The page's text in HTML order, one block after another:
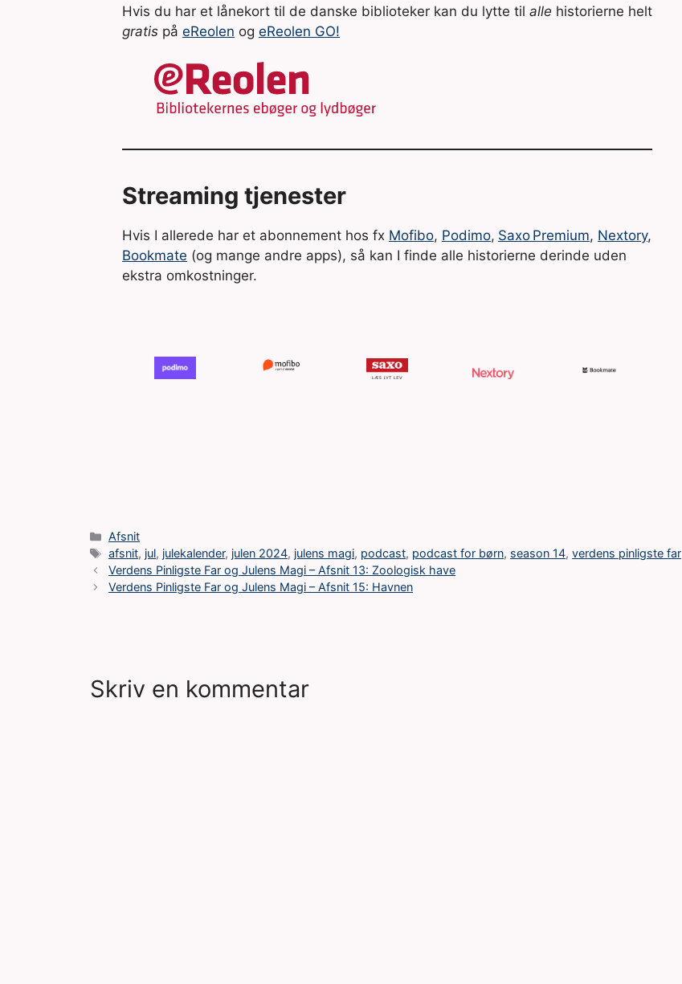
Hvis du har et lånekort til de danske biblioteker kan du lytte til alle historierne helt
gratis på eReolen og eReolen GO!
Streaming tjenester
Hvis I allerede har et abonnement hos fx Mofibo, Podimo, Saxo Premium, Nextory,
Bookmate (og mange andre apps), så kan I finde alle historierne derinde uden
ekstra omkostninger.
Kategorier
Afsnit
Tags
afsnit, jul, julekalender, julen 2024, julens magi, podcast, podcast for børn, season 14,verdens pinligste far
Verdens Pinligste Far og Julens Magi – Afsnit 13: Zoologisk have
Verdens Pinligste Far og Julens Magi – Afsnit 15: Havnen
Skriv en kommentar